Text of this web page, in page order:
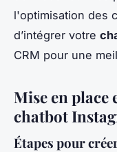
l'optimisation des
d’intégrer votre
CRM pour une
Mise en
chatbot
Étapes pour